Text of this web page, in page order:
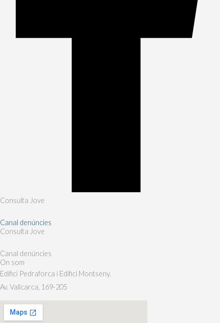
Consulta Jove
Canal denúncies
Consulta Jove
Canal denúncies
On som
Edifici Pedraforca i Edifici Montseny.
Av. Vallcarca, 169-205